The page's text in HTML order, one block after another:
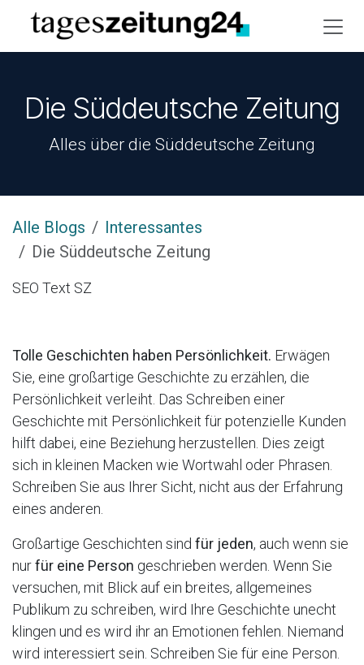
Zum Inhalt springen
Die Süddeutsche Zeitung
Alles über die Süddeutsche Zeitung
Alle Blogs
Interessantes
Die Süddeutsche Zeitung
SEO Text SZ
Tolle Geschichten haben Persönlichkeit. Erwägen
Sie, eine großartige Geschichte zu erzählen, die
Persönlichkeit verleiht. Das Schreiben einer
Geschichte mit Persönlichkeit für potenzielle Kunden
hilft dabei, eine Beziehung herzustellen. Dies zeigt
sich in kleinen Macken wie Wortwahl oder Phrasen.
Schreiben Sie aus Ihrer Sicht, nicht aus der Erfahrung
eines anderen.
Großartige Geschichten sind für jeden, auch wenn sie
nurfür eine Person geschrieben werden. Wenn Sie
versuchen, mit Blick auf ein breites, allgemeines
Publikum zu schreiben, wird Ihre Geschichte unecht
klingen und es wird ihr an Emotionen fehlen. Niemand
wird interessiert sein. Schreiben Sie für eine Person.